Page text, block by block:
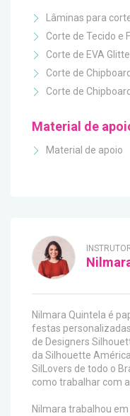
Lâminas para
Corte de Tecido e
Corte de EVA
Corte de
Corte de
Material de
Material de apoio
Nilmara Quintela é
festas
de Designers
da Silhouette
SilLovers de todo o
como trabalhar com
Nilmara trabalhou